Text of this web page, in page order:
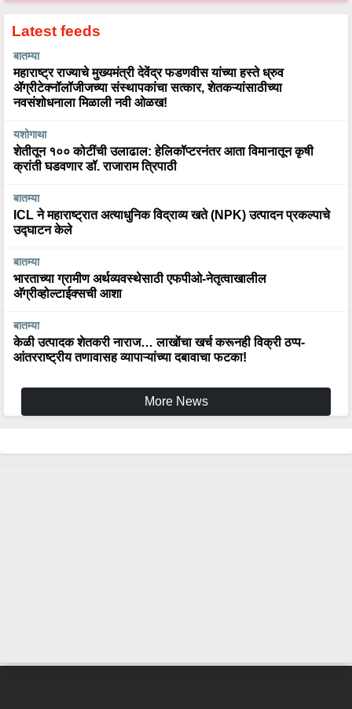
Latest feeds
बातम्या
महाराष्ट्र राज्याचे मुख्यमंत्री देवेंद्र फडणवीस यांच्या हस्ते ध्रुव
ॲग्रीटेक्नॉलॉजीजच्या संस्थापकांचा सत्कार, शेतकऱ्यांसाठीच्या
नवसंशोधनाला मिळाली नवी ओळख!
यशोगाथा
शेतीतून १०० कोटींची उलाढाल: हेलिकॉप्टरनंतर आता विमानातून कृषी
क्रांती घडवणार डॉ. राजाराम त्रिपाठी
बातम्या
ICL ने महाराष्ट्रात अत्याधुनिक विद्राव्य खते (NPK) उत्पादन प्रकल्पाचे
उद्घाटन केले
बातम्या
भारताच्या ग्रामीण अर्थव्यवस्थेसाठी एफपीओ-नेतृत्वाखालील
अ‍ॅग्रीव्होल्टाईक्सची आशा
बातम्या
केळी उत्पादक शेतकरी नाराज… लाखोंचा खर्च करूनही विक्री ठप्प-
आंतरराष्ट्रीय तणावासह व्यापाऱ्यांच्या दबावाचा फटका!
More News